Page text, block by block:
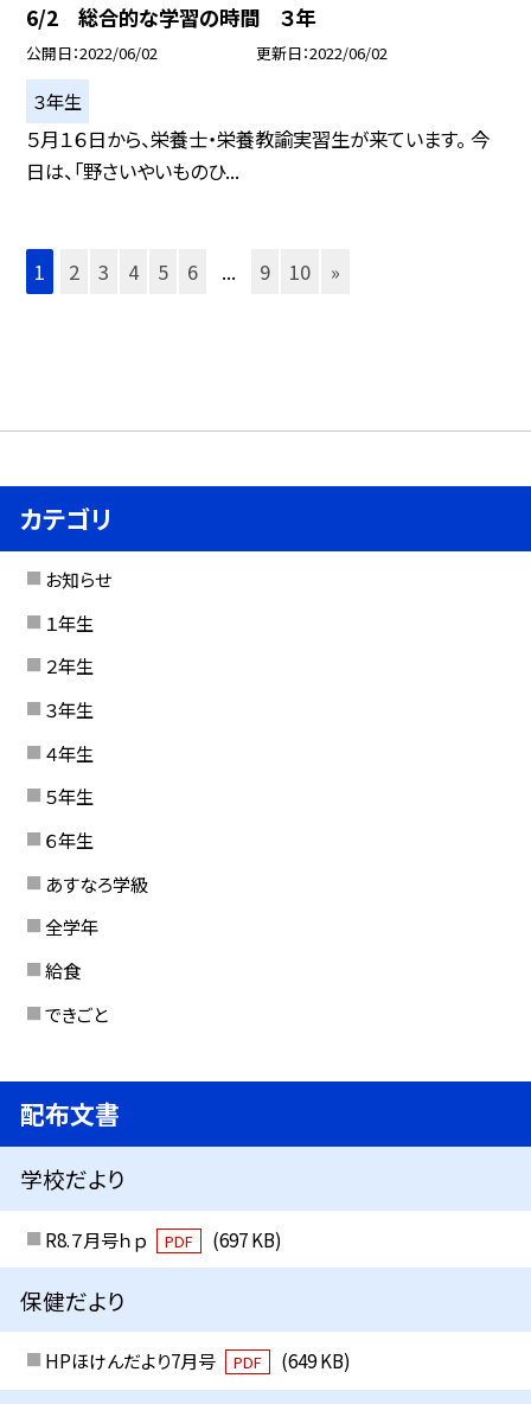
6/2 総合的な学習の時間 ３年
公開日 2022/06/02 更新日 2022/06/02
３年生
５月１６日から、栄養士・栄養教諭実習生が来ています。 今
日は、「野さいやいものひ...
1 2 3 4 5 6 ... 9 10 »
カテゴリ
お知らせ
１年生
２年生
３年生
４年生
５年生
６年生
あすなろ学級
全学年
給食
できごと
配布文書
学校だより
R8.７月号ｈｐ PDF (697 KB)
保健だより
HPほけんだより7月号 PDF (649 KB)